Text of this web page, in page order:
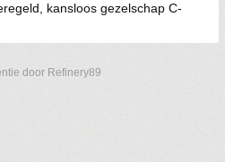
kansloos gezelschap C-
door Refinery89